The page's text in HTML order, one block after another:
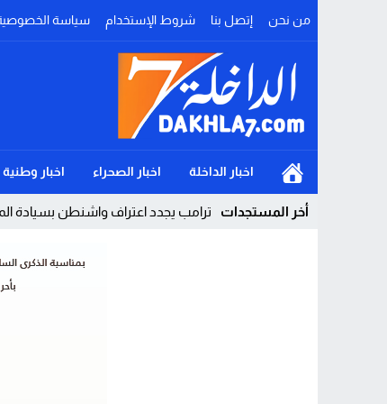
من نحن إتصل بنا شروط الإستخدام سياسة
اخبار الداخلة اخبار الصحراء اخبار وطنية
أخر المستجدات ترامب يجدد اعتراف واشنطن بسيادة